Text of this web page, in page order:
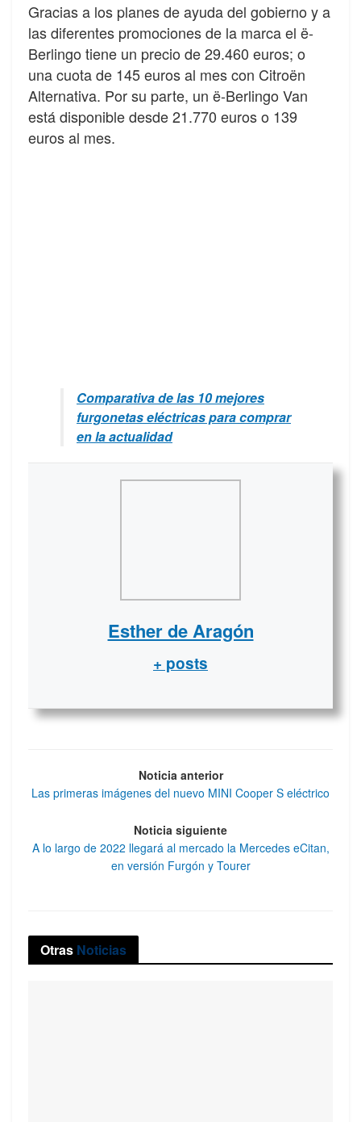
Gracias a los planes de ayuda del gobierno y a
las diferentes promociones de la marca el ë-
Berlingo tiene un precio de 29.460 euros; o
una cuota de 145 euros al mes con Citroën
Alternativa. Por su parte, un ë-Berlingo Van
está disponible desde 21.770 euros o 139
euros al mes.
Comparativa de las 10 mejores
furgonetas eléctricas para comprar
en la actualidad
Esther de Aragón
+ posts
Noticia anterior
Las primeras imágenes del nuevo MINI Cooper S eléctrico
Noticia siguiente
A lo largo de 2022 llegará al mercado la Mercedes eCitan,
en versión Furgón y Tourer
Otras Noticias